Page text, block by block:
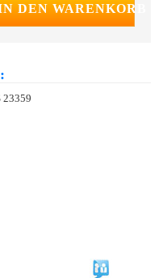
DEN WARENKORB
23359